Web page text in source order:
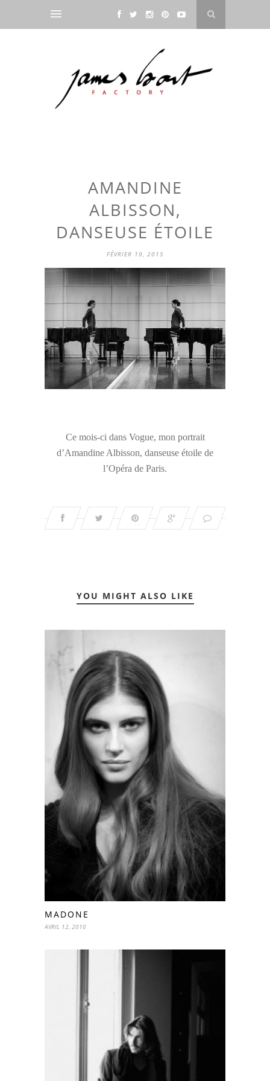
AMANDINE
ALBISSON,
DANSEUSE ÉTOILE
FÉVRIER 19, 2015
Ce mois-ci dans Vogue, mon portrait
d’Amandine Albisson, danseuse étoile de
l’Opéra de Paris.
YOU MIGHT ALSO LIKE
MADONE
AVRIL 12, 2010